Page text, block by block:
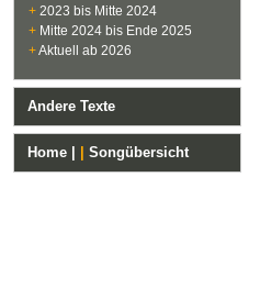
+ 2023 bis Mitte 2024
+ Mitte 2024 bis Ende 2025
+Aktuell ab 2026
Andere Texte
Home | Songübersicht